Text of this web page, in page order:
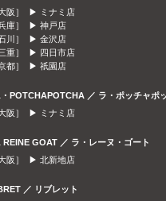
大阪］ ▶
ミナミ店
兵庫］ ▶ 神戸店
石川］ ▶ 金沢店
三重］ ▶ 四日市店
京都］ ▶ 祇園店
POTCHAPOTCHA ／ ラ・ポッチャポ
大阪］ ▶
ミナミ店
REINE GOAT ／ ラ・レーヌ・ゴート
大阪］ ▶ 北新地店
／ リブレット